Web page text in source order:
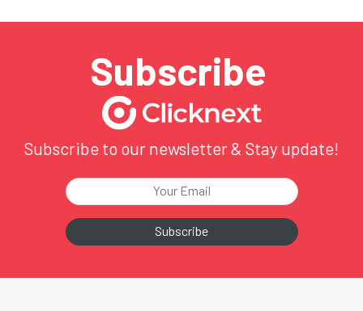
Subscribe
Subscribe to our newsletter & Stay update!